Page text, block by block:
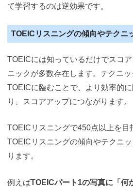
て学習するのは逆効果です。
TOEICリスニングの傾向やテクニ
TOEICには知っているだけでスコ
ニックが多数存在します。テクニ
TOEICに臨むことで、より効率的
り、スコアアップにつながります。
TOEICリスニングで450点以上を目
TOEICリスニングの傾向やテクニ
ります。
例えばTOEICパート1の写真に「何